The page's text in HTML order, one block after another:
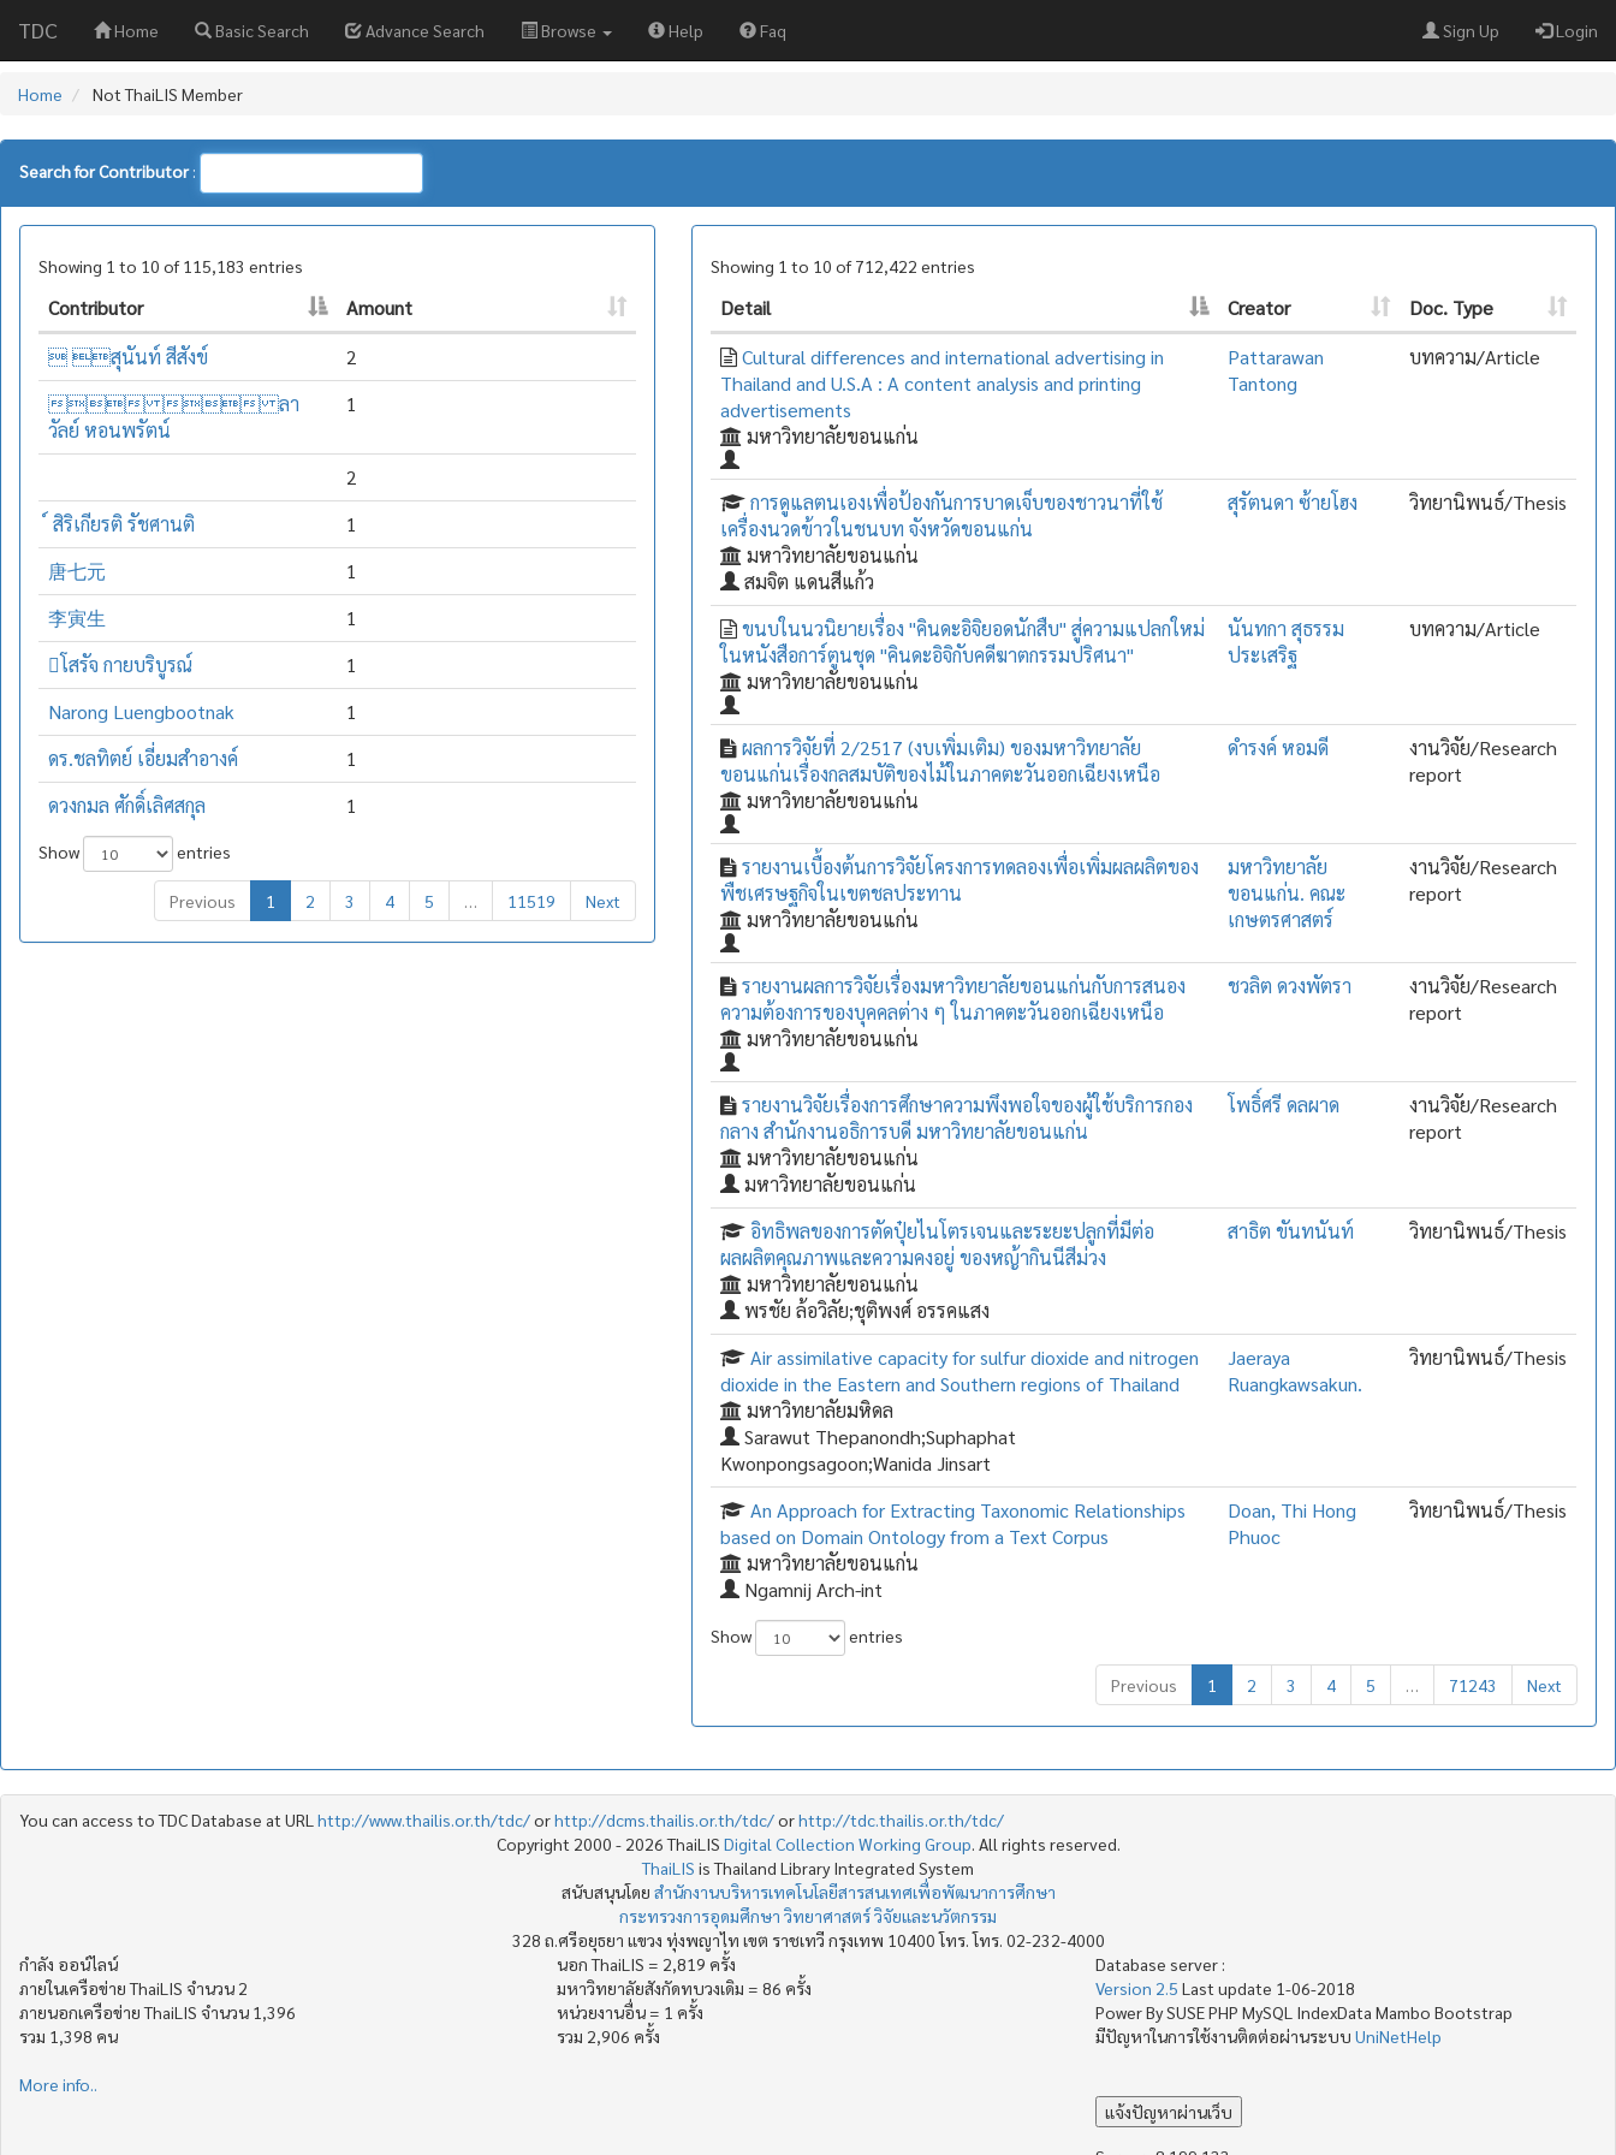
TDC Home Basic Search Advance Search Browse Help Faq Sign Up Login
Home Not ThaiLIS Member
Search for Contributor:
Showing 1 to 10 of 115,183 entries
Contributor
Amount
 สุนันท์ สีสังข์
2
  ลา
วัลย์ หอนพรัตน์
1
2
์ สิริเกียรติ รัชศานติ
1
唐七元
1
李寅生
1
โสรัจ กายบริบูรณ์
1
Narong Luengbootnak
1
ดร.ชลทิตย์ เอี่ยมสำอางค์
1
ดวงกมล ศักดิ์เลิศสกุล
1
Show entries
Previous 1 2 3 4 5 … 11519 Next
Showing 1 to 10 of 712,422 entries
Detail Creator
Doc. Type
Cultural differences and international advertising in
Thailand and U.S.A : A content analysis and printing
advertisements
มหาวิทยาลัยขอนแก่น
Pattarawan
Tantong
บทความ/Article
การดูแลตนเองเพื่อป้องกันการบาดเจ็บของชาวนาที่ใช้
เครื่องนวดข้าวในชนบท จังหวัดขอนแก่น
มหาวิทยาลัยขอนแก่น
สมจิต แดนสีแก้ว
สุรัตนดา ซ้ายโฮง วิทยานิพนธ์/Thesis
ขนบในนวนิยายเรื่อง "คินดะอิจิยอดนักสืบ" สู่ความแปลกใหม่
ในหนังสือการ์ตูนชุด "คินดะอิจิกับคดีฆาตกรรมปริศนา"
มหาวิทยาลัยขอนแก่น
นันทกา สุธรรม
ประเสริฐ
บทความ/Article
ผลการวิจัยที่ 2/2517 (งบเพิ่มเติม) ของมหาวิทยาลัย
ขอนแก่นเรื่องกลสมบัติของไม้ในภาคตะวันออกเฉียงเหนือ
มหาวิทยาลัยขอนแก่น
ดำรงค์ หอมดี
งานวิจัย/Research
report
รายงานเบื้องต้นการวิจัยโครงการทดลองเพื่อเพิ่มผลผลิตของ
พืชเศรษฐกิจในเขตชลประทาน
มหาวิทยาลัยขอนแก่น
มหาวิทยาลัย
ขอนแก่น. คณะ
เกษตรศาสตร์
งานวิจัย/Research
report
รายงานผลการวิจัยเรื่องมหาวิทยาลัยขอนแก่นกับการสนอง
ความต้องการของบุคคลต่าง ๆ ในภาคตะวันออกเฉียงเหนือ
มหาวิทยาลัยขอนแก่น
ชวลิต ดวงพัตรา
งานวิจัย/Research
report
รายงานวิจัยเรื่องการศึกษาความพึงพอใจของผู้ใช้บริการกอง
กลาง สำนักงานอธิการบดี มหาวิทยาลัยขอนแก่น
มหาวิทยาลัยขอนแก่น
มหาวิทยาลัยขอนแก่น
โพธิ์ศรี ดลผาด
งานวิจัย/Research
report
อิทธิพลของการตัดปุ๋ยไนโตรเจนและระยะปลูกที่มีต่อ
ผลผลิตคุณภาพและความคงอยู่ ของหญ้ากินนีสีม่วง
มหาวิทยาลัยขอนแก่น
พรชัย ล้อวิลัย;ชุติพงศ์ อรรคแสง
สาธิต ขันทนันท์ วิทยานิพนธ์/Thesis
Air assimilative capacity for sulfur dioxide and nitrogen
dioxide in the Eastern and Southern regions of Thailand
มหาวิทยาลัยมหิดล
Sarawut Thepanondh;Suphaphat
Kwonpongsagoon;Wanida Jinsart
Jaeraya
Ruangkawsakun.
วิทยานิพนธ์/Thesis
An Approach for Extracting Taxonomic Relationships
based on Domain Ontology from a Text Corpus
มหาวิทยาลัยขอนแก่น
Ngamnij Arch-int
Doan, Thi Hong
Phuoc
วิทยานิพนธ์/Thesis
Show entries
Previous 1 2 3 4 5 … 71243 Next
You can access to TDC Database at URL http://www.thailis.or.th/tdc/orhttp://dcms.thailis.or.th/tdc/orhttp://tdc.thailis.or.th/tdc/
Copyright 2000 - 2026 ThaiLIS Digital Collection Working Group. All rights reserved.
ThaiLIS is Thailand Library Integrated System
สนับสนุนโดย สำนักงานบริหารเทคโนโลยีสารสนเทศเพื่อพัฒนาการศึกษา
กระทรวงการอุดมศึกษา วิทยาศาสตร์ วิจัยและนวัตกรรม
328 ถ.ศรีอยุธยา แขวง ทุ่งพญาไท เขต ราชเทวี กรุงเทพ 10400 โทร. โทร. 02-232-4000
กำลัง ออน์ไลน์
ภายในเครือข่าย ThaiLIS จำนวน 2
ภายนอกเครือข่าย ThaiLIS จำนวน 1,396
รวม 1,398 คน
More info..
นอก ThaiLIS = 2,819 ครั้ง
มหาวิทยาลัยสังกัดทบวงเดิม = 86 ครั้ง
หน่วยงานอื่น = 1 ครั้ง
รวม 2,906 ครั้ง
Database server :
Version 2.5 Last update 1-06-2018
Power By SUSE PHP MySQL IndexData Mambo Bootstrap
มีปัญหาในการใช้งานติดต่อผ่านระบบ UniNetHelp